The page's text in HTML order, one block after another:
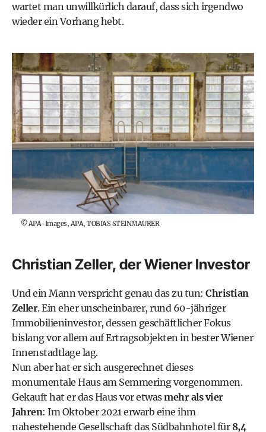
wartet man unwillkürlich darauf, dass sich irgendwo
wieder ein Vorhang hebt.
©APA-Images, APA, TOBIAS STEINMAURER
Christian Zeller, der Wiener Investor
Und ein Mann verspricht genau das zu tun: Christian
Zeller. Ein eher unscheinbarer, rund 60-jähriger
Immobilieninvestor, dessen geschäftlicher Fokus
bislang vor allem auf Ertragsobjekten in bester Wiener
Innenstadtlage lag.
Nun aber hat er sich ausgerechnet dieses
monumentale Haus am Semmering vorgenommen.
Gekauft hat er das Haus vor etwasmehr als vier
Jahren: Im Oktober 2021 erwarb eine ihm
nahestehende Gesellschaft das Südbahnhotel für 8,4